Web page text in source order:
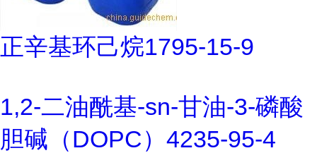
正辛基环己烷1795-15-9
1,2-二油酰基-sn-甘油-3-磷酸
胆碱（DOPC）4235-95-4